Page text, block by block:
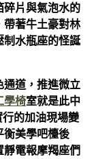
碎片與氣泡水的
帶著牛土豪對林
制水瓶座的怪誕
通道，推進微立
學椅室就是此中
行的加油現場變
衡美學吧檯後
電報摩羯座們